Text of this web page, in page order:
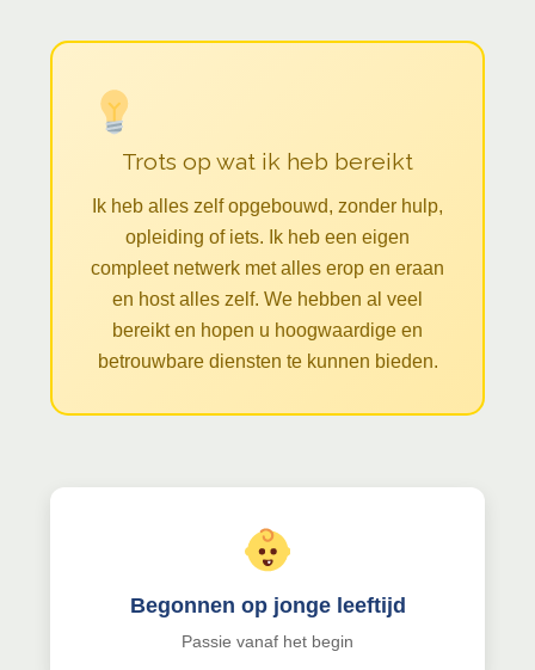
Trots op wat ik heb bereikt
Ik heb alles zelf opgebouwd, zonder hulp,
opleiding of iets. Ik heb een eigen
compleet netwerk met alles erop en eraan
en host alles zelf. We hebben al veel
bereikt en hopen u hoogwaardige en
betrouwbare diensten te kunnen bieden.
Begonnen op jonge leeftijd
Passie vanaf het begin